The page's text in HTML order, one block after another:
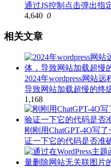
通过JS控制点击弹出指
4,640 0
相关文章
2024年wordpress网站远
导致网站加载超慢的终
1,168
刚刚用ChatGPT-4O写
证一下它的代码是否准